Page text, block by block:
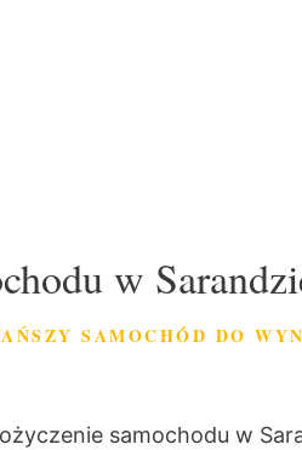
w
SAMOCHÓD DO
samochodu w